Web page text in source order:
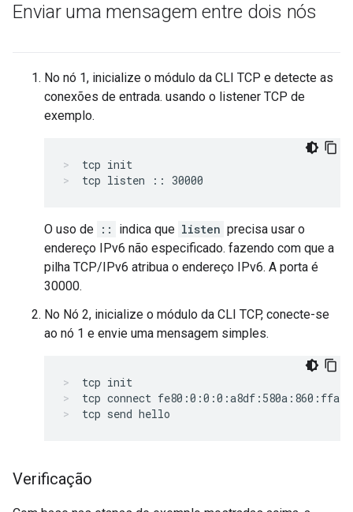
Enviar uma mensagem entre dois nós
No nó 1, inicialize o módulo da CLI TCP e detecte as
conexões de entrada. usando o listener TCP de
exemplo.
tcp init
tcp listen :: 30000
O uso de :: indica que listen precisa usar o
endereço IPv6 não especificado. fazendo com que a
pilha TCP/IPv6 atribua o endereço IPv6. A porta é
30000.
No Nó 2, inicialize o módulo da CLI TCP, conecte-se
ao nó 1 e envie uma mensagem simples.
tcp init
tcp connect fe80:0:0:0:a8df:580a:860:ffa4
tcp send hello
Verificação